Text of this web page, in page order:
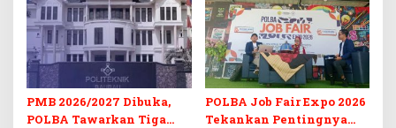
PMB 2026/2027 Dibuka,
POLBA Tawarkan Tiga
POLBA Job Fair Expo 2026
Tekankan Pentingnya